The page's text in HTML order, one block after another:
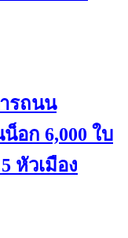
รถนน
อก 6,000 ใบ
หัวเมือง